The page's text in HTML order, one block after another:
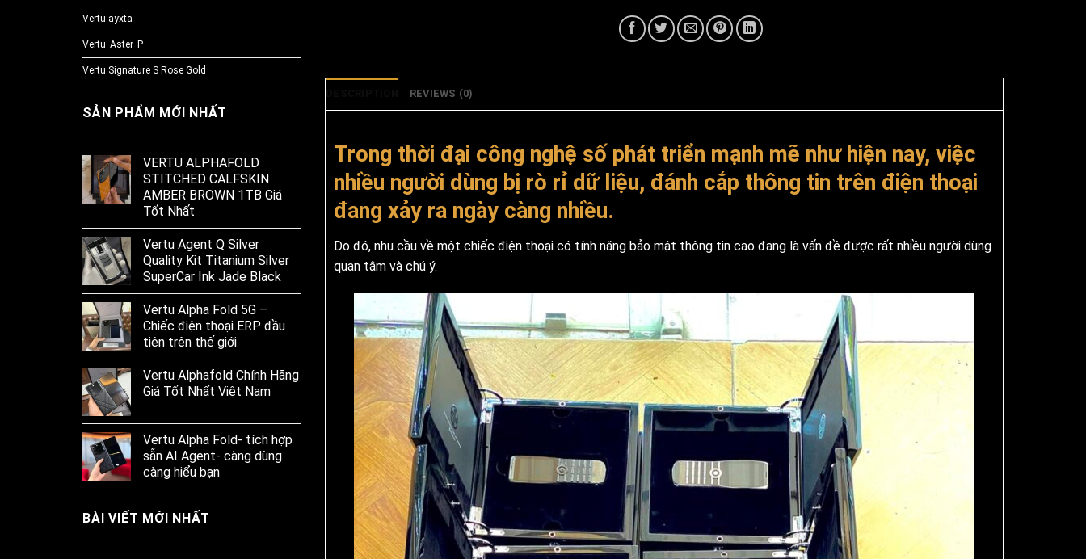
Vertu ayxta
Vertu_Aster_P
Vertu Signature S Rose Gold
SẢN PHẨM MỚI NHẤT
VERTU ALPHAFOLD
STITCHED CALFSKIN
AMBER BROWN 1TB Giá
Tốt Nhất
Vertu Agent Q Silver
Quality Kit Titanium Silver
SuperCar Ink Jade Black
Vertu Alpha Fold 5G –
Chiếc điện thoại ERP đầu
tiên trên thế giới
Vertu Alphafold Chính Hãng
Giá Tốt Nhất Việt Nam
Vertu Alpha Fold- tích hợp
sẵn AI Agent- càng dùng
càng hiểu bạn
BÀI VIẾT MỚI NHẤT
REVIEWS (0)
Trong thời đại công nghệ số phát triển mạnh mẽ như hiện nay, việc
nhiều người dùng bị rò rỉ dữ liệu, đánh cắp thông tin trên điện thoại
đang xảy ra ngày càng nhiều.
Do đó, nhu cầu về một chiếc điện thoại có tính năng bảo mật thông tin cao đang là vấn đề được rất nhiều người dùng
quan tâm và chú ý.